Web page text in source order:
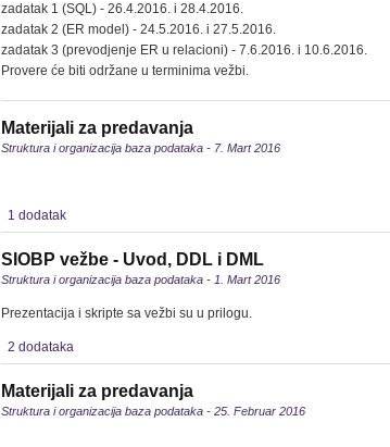
zadatak 1 (SQL) - 26.4.2016. i 28.4.2016.
zadatak 2 (ER model) - 24.5.2016. i 27.5.2016.
zadatak 3 (prevodjenje ER u relacioni) - 7.6.2016. i 10.6.2016.
Provere će biti održane u terminima vežbi.
Materijali za predavanja
Struktura i organizacija baza podataka - 7. Mart 2016
1 dodatak
SIOBP vežbe - Uvod, DDL i DML
Struktura i organizacija baza podataka - 1. Mart 2016
Prezentacija i skripte sa vežbi su u prilogu.
2 dodataka
Materijali za predavanja
Struktura i organizacija baza podataka - 25. Februar 2016